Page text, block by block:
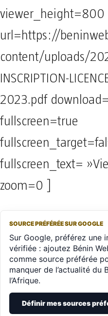
viewer_height=800
url=https://
content/uploads/
INSCRIPTION-
2023.pdf
fullscreen=true
fullscreen_text=
zoom=0 ]
SOURCE PRÉFÉRÉE SUR GOOGLE
Sur Google, préférez une
vérifiée : ajoutez Bénin
comme source préférée
manquer de l’actualité du
l’Afrique.
Définir mes sources